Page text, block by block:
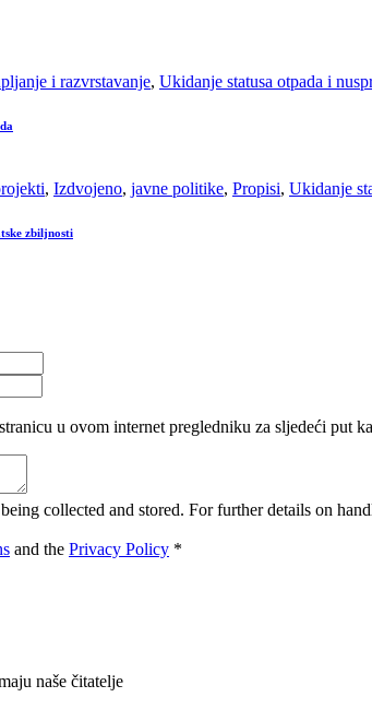
i razvrstavanje, Ukidanje statusa otpada i
, Izdvojeno, javne politike, Propisi, Ukidanje
zbiljnosti
u ovom internet pregledniku za sljedeći put
collected and stored. For further details on
and the Privacy Policy *
naše čitatelje